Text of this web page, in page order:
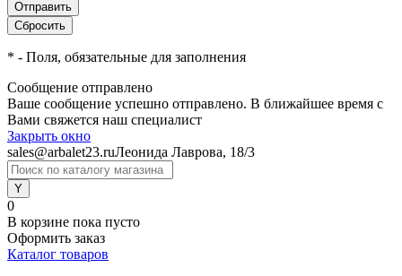
* - Поля, обязательные для заполнения
Сообщение отправлено
Ваше сообщение успешно отправлено. В ближайшее время с
Вами свяжется наш специалист
Закрыть окно
sales@arbalet23.ruЛеонида Лаврова, 18/3
0
В корзине пока пусто
Оформить заказ
Каталог товаров